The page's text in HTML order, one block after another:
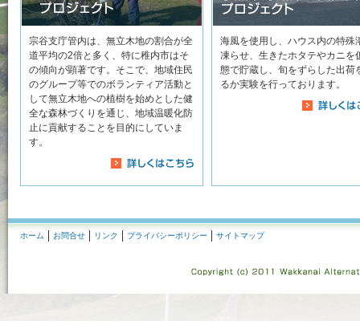
宗谷支庁管内は、無立木地の割合が全
道平均の2倍と多く、特に稚内市はそ
の傾向が顕著です。そこで、地域住民
のグループ等でのボランティア活動と
して無立木地への植樹を始めとした健
全な森林づくりを通じ、地域温暖化防
止に貢献することを目的にしていま
す。
海風を使用し、ハウス内の特殊
凍らせ、生きたホタテやカニを
態で貯蔵し、旬をずらした出荷
るか実験を行っております。
ホーム お問合せ リンク プライバシーポリシー サイトマップ